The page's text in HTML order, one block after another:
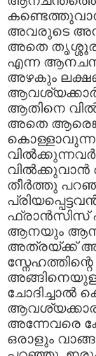
അവരുടെ
അതെ
എന്ന
അഴകും
ആതിനെ
അതെ
വില്‍ക്കുവാന്‍
തീര്‍ത്തു
ഫ്രാന്‍സിസ്‌
ആനയും
അത്രയ്ക്ക്‌
ചോദിച്ചാല്‍
അന്നേവരെ
ഒരാളും